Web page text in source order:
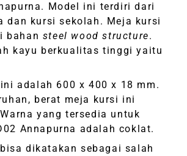
Model ini terdiri dari
dan kursi sekolah. Meja kursi
bahan steel wood structure.
kayu berkualitas tinggi yaitu
adalah 600 x 400 x 18 mm.
berat meja kursi ini
yang tersedia untuk
Annapurna adalah coklat.
dikatakan sebagai salah